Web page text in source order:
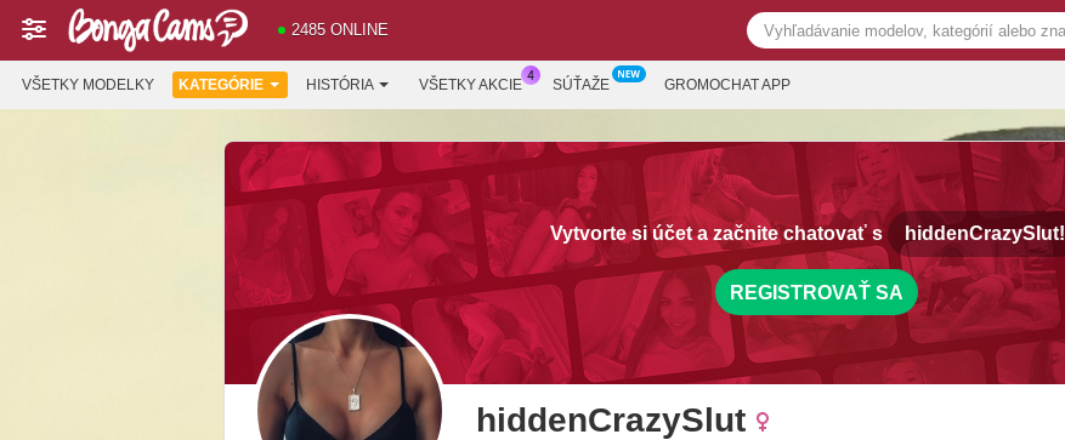
2485 ONLINE
VŠETKY MODELKY KATEGÓRIE HISTÓRIA VŠETKY AKCIE SÚŤAŽE GROMOCHAT APP
Vytvorte si účet a začnite chatovať s hiddenCrazySlut!
REGISTROVAŤ SA
hiddenCrazySlut